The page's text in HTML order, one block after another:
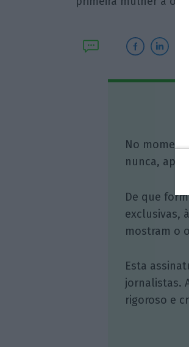
No
nunca,
De que
exclusivas,
mostram o
Esta
jornalistas.
rigoroso e